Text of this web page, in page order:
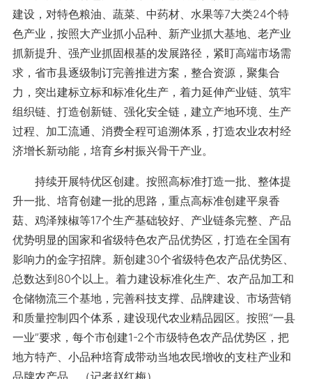
建设，对特色粮油、蔬菜、中药材、水果等7大类24个特
色产业，按照大产业抓小品种、新产业抓大基地、老产业
抓新提升、强产业抓固根基的发展路径，紧盯高端市场需
求，省市县逐级制订完善推进方案，整合资源，聚集合
力，突出建标立标和标准化生产，着力延伸产业链、筑牢
组织链、打造创新链、强化安全链，建立产地环境、生产
过程、加工流通、消费全程可追溯体系，打造农业农村经
济增长新动能，培育乡村振兴骨干产业。
持续开展特优区创建。按照高标准打造一批、整体提
升一批、培育创建一批的思路，重点高标准创建平泉香
菇、鸡泽辣椒等17个生产基础较好、产业链条完整、产品
优势明显的国家和省级特色农产品优势区，打造在全国有
影响力的金字招牌。新创建30个省级特色农产品优势区、
总数达到80个以上。着力建设标准化生产、农产品加工和
仓储物流三个基地，完善科技支撑、品牌建设、市场营销
和质量控制四个体系，建设现代农业精品园区。按照“一县
一业”要求，每个市创建1-2个市级特色农产品优势区，把
地方特产、小品种培育成带动当地农民增收的支柱产业和